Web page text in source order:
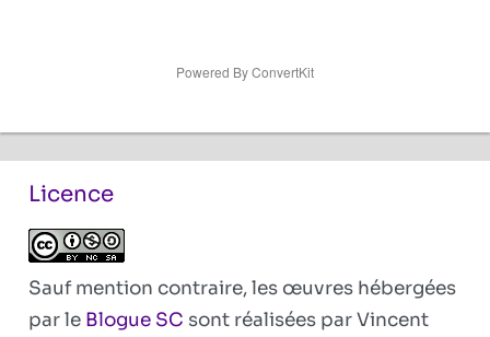
Powered By ConvertKit
Licence
Sauf mention contraire, les œuvres hébergées
par le Blogue SC sont réalisées par Vincent